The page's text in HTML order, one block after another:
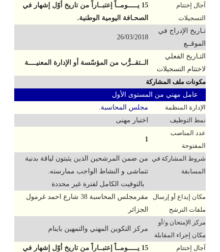
آجال إختتام
التسجيلات
15 يـــــومــاً إعتبــاراً من تاريخ أوّل إشهار في
الصحـافة اليومية الوطنية.
تـاريخ الإدراج في
الموقــع
26/03/2018
التـاريخ الفعلي
لاختتام التسجيلات
الــتقــرُّب من المؤسّسة أو الإدارة المعنيــــة
مكونات ملف المشاركة
عامل مهني من المستوى الأول
الإدارة المنظمة
مجلس المحاسبة.
نمط التوظيف
اختبار مهنى
عدد المناصب
المفتوحة
1
شروط المشاركة في
المسابقة
من ضمن المرشحين الذين يثبتون لياقة بدنية
تتماشى و النشاط الواجب ممارسته.
بالتوقيت الكامل لفترة غير محددة
مكان إيداع أو إرسال
ملفات الترشح
مقرمجلس المحاسبة 38 شارع احمد غرمول
الجزائر
مركز الإمتحان و/أو
مكان إجراء المقابلة
مركز التكوين المهني والتمهين باينام
آجال إختتام
15 يـــــومــاً إعتبــاراً من تاريخ أوّل إشهار في